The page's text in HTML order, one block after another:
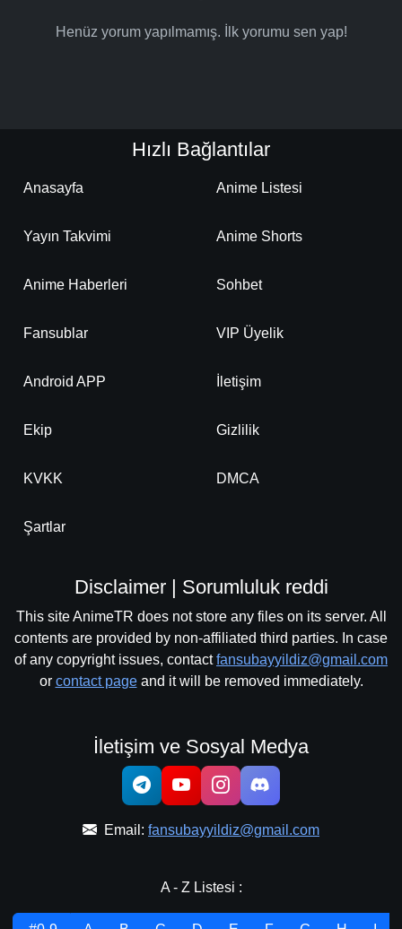
Henüz yorum yapılmamış. İlk yorumu sen yap!
Hızlı Bağlantılar
Anasayfa Anime Listesi
Yayın Takvimi Anime Shorts
Anime Haberleri Sohbet
Fansublar VIP Üyelik
Android APP İletişim
Ekip Gizlilik
KVKK DMCA
Şartlar
Disclaimer | Sorumluluk reddi
This site AnimeTR does not store any files on its server. All
contents are provided by non-affiliated third parties. In case
of any copyright issues, contactfansubayyildiz@gmail.com
or contact pageand it will be removed immediately.
İletişim ve Sosyal Medya
Email: fansubayyildiz@gmail.com
A - Z Listesi :